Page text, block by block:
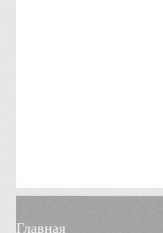
Главная